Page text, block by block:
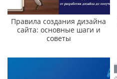
Правила создания дизайна
сайта: основные шаги и
советы